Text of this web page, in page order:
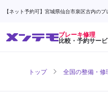
【ネット予約可】宮城県仙台市泉区古内の
ブレーキ修理
比較・予約サー
トップ 全国の整備・